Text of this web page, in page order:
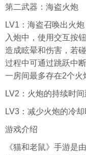
第二武器：海盗火炮
LV1：海盗召唤出火
入炮中，使用交互按
造成眩晕和伤害，若
过程中可通过跳跃中
一房间最多存在2个火
LV2：火炮的持续时间
LV3：减少火炮的冷却
游戏介绍
《猫和老鼠》手游是